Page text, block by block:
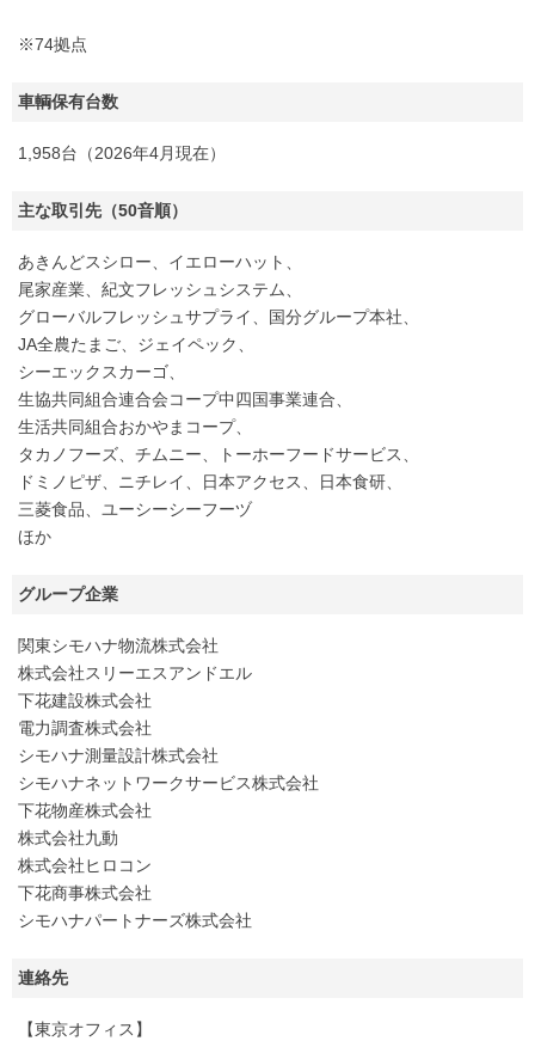
※74拠点
車輌保有台数
1,958台（2026年4月現在）
主な取引先（50音順）
あきんどスシロー、イエローハット、
尾家産業、紀文フレッシュシステム、
グローバルフレッシュサプライ、国分グループ本社、
JA全農たまご、ジェイペック、
シーエックスカーゴ、
生協共同組合連合会コープ中四国事業連合、
生活共同組合おかやまコープ、
タカノフーズ、チムニー、トーホーフードサービス、
ドミノピザ、ニチレイ、日本アクセス、日本食研、
三菱食品、ユーシーシーフーヅ
ほか
グループ企業
関東シモハナ物流株式会社
株式会社スリーエスアンドエル
下花建設株式会社
電力調査株式会社
シモハナ測量設計株式会社
シモハナネットワークサービス株式会社
下花物産株式会社
株式会社九動
株式会社ヒロコン
下花商事株式会社
シモハナパートナーズ株式会社
連絡先
【東京オフィス】